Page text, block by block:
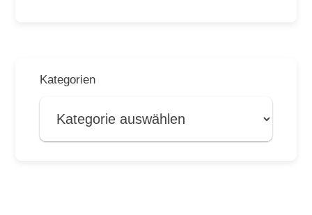
Kategorien